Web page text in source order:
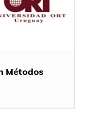
Métodos